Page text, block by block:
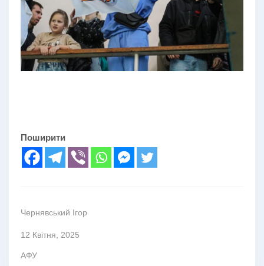
Поширити
Чернявський Ігор
12 Квітня, 2025
АФУ